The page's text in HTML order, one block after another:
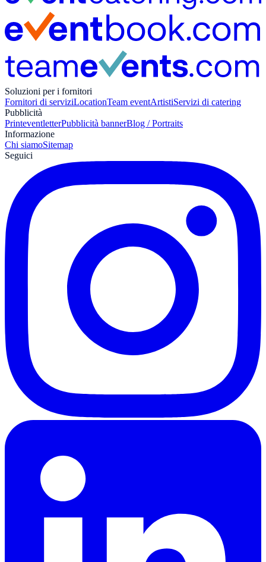
Soluzioni per i fornitori
Fornitori di serviziLocationTeam eventArtistiServizi di catering
Pubblicità
PrinteventletterPubblicità bannerBlog / Portraits
Informazione
Chi siamoSitemap
Seguici